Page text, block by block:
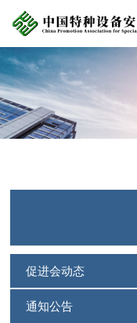
促进会动态
通知公告